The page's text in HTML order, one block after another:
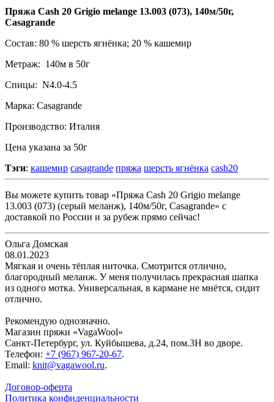
Пряжа Cash 20 Grigio melange 13.003 (073), 140м/50г,
Casagrande
Состав: 80 % шерсть ягнёнка; 20 % кашемир
Метраж: 140м в 50г
Спицы: N4.0-4.5
Марка: Casagrande
Производство: Италия
Цена указана за 50г
Тэги: кашемир casagrande пряжа шерсть ягнёнка cash20
Вы можете купить товар «Пряжа Cash 20 Grigio melange
13.003 (073) (серый меланж), 140м/50г, Casagrande» с
доставкой по России и за рубеж прямо сейчас!
Ольга Домская
08.01.2023
Мягкая и очень тёплая ниточка. Смотрится отлично,
благородный меланж. У меня получилась прекрасная шапка
из одного мотка. Универсальная, в кармане не мнётся, сидит
отлично.
Рекомендую однозначно.
Магазин пряжи «VagaWool»
Санкт-Петербург, ул. Куйбышева, д.24, пом.3Н во дворе.
Телефон: +7 (967) 967-20-67.
Email: knit@vagawool.ru.
Договор-оферта
Политика конфиденциальности